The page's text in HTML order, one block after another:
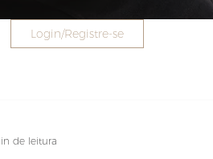
Login/Registre-se
de leitura